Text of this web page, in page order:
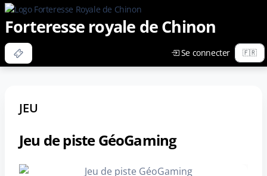
Forteresse royale de Chinon
Se connecter
JEU
Jeu de piste GéoGaming